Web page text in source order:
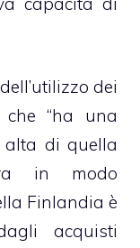
dei
che “ha una
alta di quella
in modo
Finlandia è
acquisti